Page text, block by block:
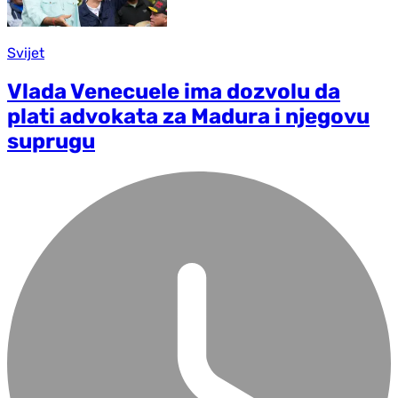
Svijet
Vlada Venecuele ima dozvolu da
plati advokata za Madura i njegovu
suprugu